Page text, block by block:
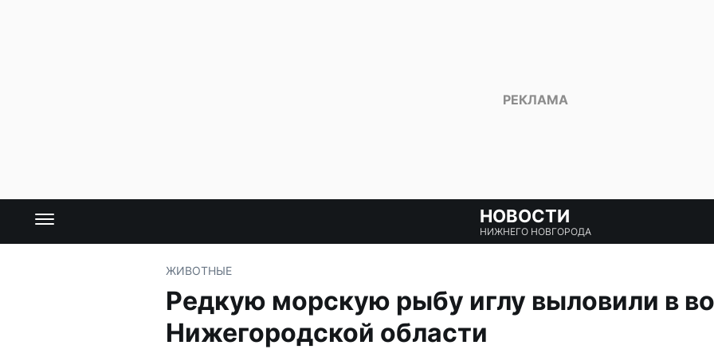
НОВОСТИ
НИЖНЕГО НОВГОРОДА
ЖИВОТНЫЕ
Редкую морскую рыбу иглу выловили в
Нижегородской области